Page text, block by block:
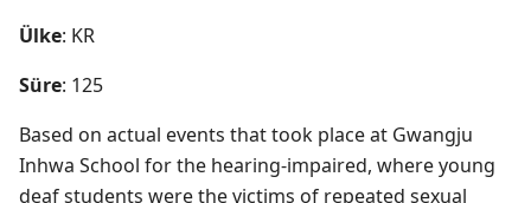
Ülke: KR
Süre: 125
Based on actual events that took place at Gwangju
Inhwa School for the hearing-impaired, where young
deaf students were the victims of repeated sexual